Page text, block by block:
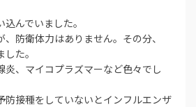
んでいました。
防衛体力はありません。その分、
た。
炎、マイコプラズマーなど色々でし
防接種をしていないとインフルエンザ